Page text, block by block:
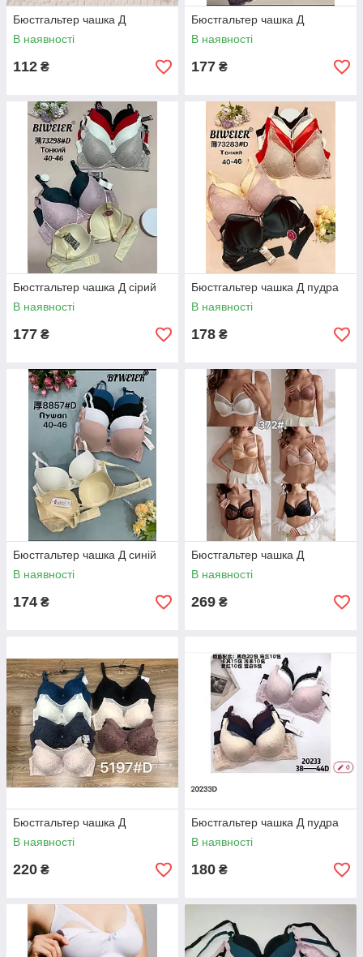
Бюстгальтер чашка Д
В наявності
112 ₴
Бюстгальтер чашка Д
В наявності
177 ₴
Бюстгальтер чашка Д сірий
В наявності
177 ₴
Бюстгальтер чашка Д пудра
В наявності
178 ₴
Бюстгальтер чашка Д синій
В наявності
174 ₴
Бюстгальтер чашка Д
В наявності
269 ₴
Бюстгальтер чашка Д
В наявності
220 ₴
Бюстгальтер чашка Д пудра
В наявності
180 ₴